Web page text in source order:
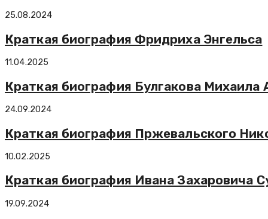
25.08.2024
Краткая биография Фридриха Энгельса
11.04.2025
Краткая биография Булгакова Михаила
24.09.2024
Краткая биография Пржевальского
10.02.2025
Краткая биография Ивана Захаровича
19.09.2024